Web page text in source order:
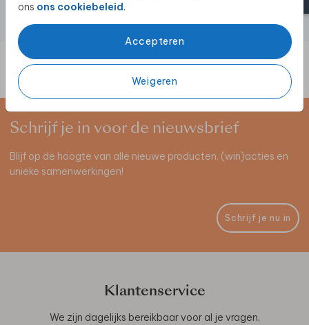
ons ons cookiebeleid.
Accepteren
Weigeren
Schrijf je in voor de nieuwsbrief
Blijf op de hoogte van alle nieuwe producten, (win)acties en
unieke samenwerkingen!
Schrijf je nu in
Klantenservice
We zijn dagelijks bereikbaar voor al je vragen,